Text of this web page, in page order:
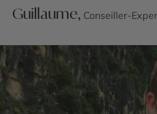
Guillaume, Conseiller-